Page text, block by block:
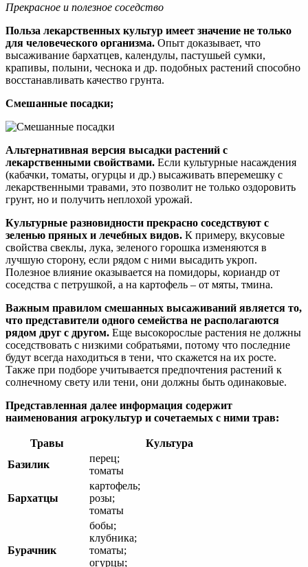
Прекрасное и полезное соседство
Польза лекарственных культур имеет значение не только
для человеческого организма. Опыт доказывает, что
высаживание бархатцев, календулы, пастушьей сумки,
крапивы, полыни, чеснока и др. подобных растений способно
восстанавливать качество грунта.
Смешанные посадки;
Альтернативная версия высадки растений с
лекарственными свойствами. Если культурные насаждения
(кабачки, томаты, огурцы и др.) высаживать вперемешку с
лекарственными травами, это позволит не только оздоровить
грунт, но и получить неплохой урожай.
Культурные разновидности прекрасно соседствуют с
зеленью пряных и лечебных видов. К примеру, вкусовые
свойства свеклы, лука, зеленого горошка изменяются в
лучшую сторону, если рядом с ними высадить укроп.
Полезное влияние оказывается на помидоры, кориандр от
соседства с петрушкой, а на картофель – от мяты, тмина.
Важным правилом смешанных высаживаний является то,
что представители одного семейства не располагаются
рядом друг с другом. Еще высокорослые растения не должны
соседствовать с низкими собратьями, потому что последние
будут всегда находиться в тени, что скажется на их росте.
Также при подборе учитывается предпочтения растений к
солнечному свету или тени, они должны быть одинаковые.
Представленная далее информация содержит
наименования агрокультур и сочетаемых с ними трав:
Травы
Культура
Базилик
перец;
томаты
Бархатцы
картофель;
розы;
томаты
Бурачник
бобы;
клубника;
томаты;
огурцы;